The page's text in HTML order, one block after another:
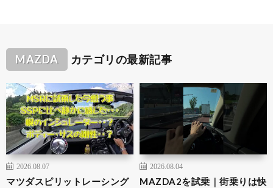
MAZDA カテゴリの最新記事
2026.08.07
マツダスピリットレーシング
2026.08.04
MAZDA2を試乗｜街乗りは快